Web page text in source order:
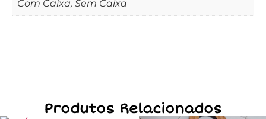
Com Caixa, Sem Caixa
Produtos Relacionados